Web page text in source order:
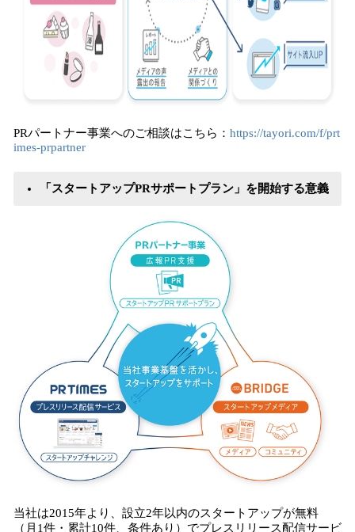
PRパートナー事業へのご相談はこちら： https://tayori.com/f/prt
imes-prpartner
「スタートアップPRサポートプラン」を開始する意義
当社は2015年より、設立2年以内のスタートアップが無料
（月1件・累計10件、条件あり）でプレスリリース配信サービ